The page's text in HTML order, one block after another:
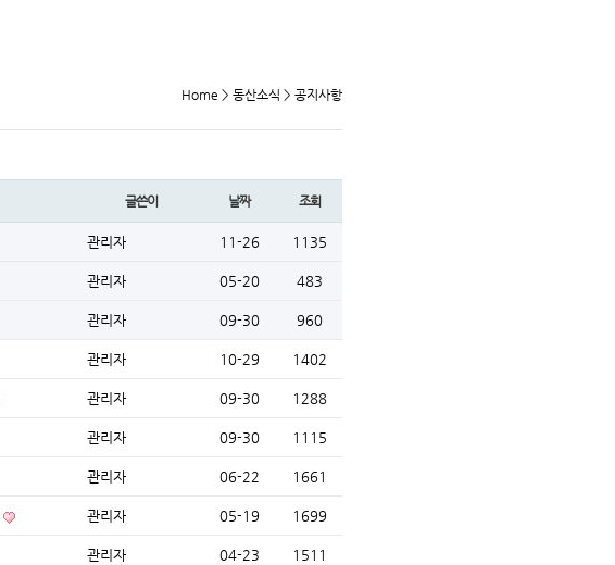
Home > 동산소식 > 공지사항
글쓴이 날짜 조회
관리자 11-26 1135
관리자 05-20 483
관리자 09-30 960
관리자 10-29 1402
관리자 09-30 1288
관리자 09-30 1115
관리자 06-22 1661
관리자 05-19 1699
관리자 04-23 1511